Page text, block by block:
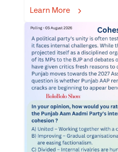
Learn More